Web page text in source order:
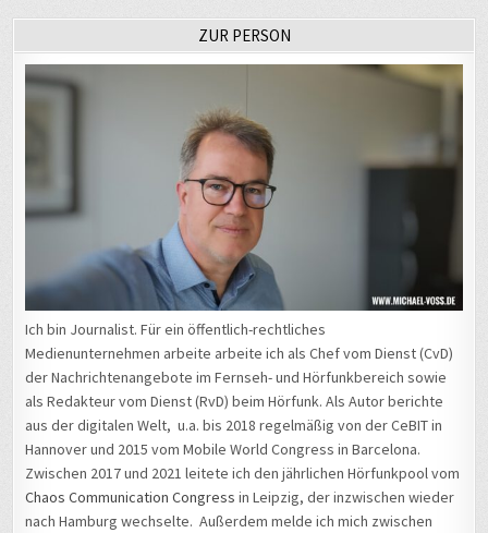
ZUR PERSON
Ich bin Journalist. Für ein öffentlich-rechtliches
Medienunternehmen arbeite arbeite ich als Chef vom Dienst (CvD)
der Nachrichtenangebote im Fernseh- und Hörfunkbereich sowie
als Redakteur vom Dienst (RvD) beim Hörfunk. Als Autor berichte
aus der digitalen Welt, u.a. bis 2018 regelmäßig von der CeBIT in
Hannover und 2015 vom Mobile World Congress in Barcelona.
Zwischen 2017 und 2021 leitete ich den jährlichen Hörfunkpool vom
Chaos Communication Congress in Leipzig, der inzwischen wieder
nach Hamburg wechselte. Außerdem melde ich mich zwischen